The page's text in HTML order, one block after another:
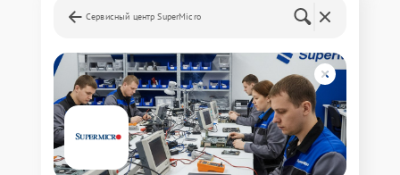
Сервисный центр SuperMicro